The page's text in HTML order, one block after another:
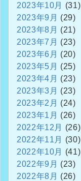
2023年10月
(31)
2023年9月 (29)
2023年8月 (21)
2023年7月 (23)
2023年6月 (20)
2023年5月 (25)
2023年4月 (23)
2023年3月 (23)
2023年2月 (24)
2023年1月 (26)
2022年12月
(26)
2022年11月
(30)
2022年10月
(41)
2022年9月 (23)
2022年8月 (26)